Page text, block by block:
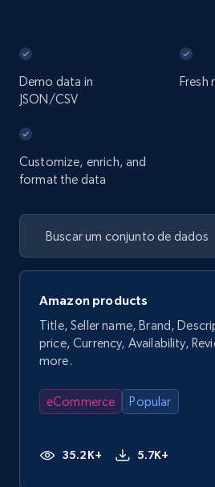
Demo data in
JSON/CSV
Fresh
Customize, enrich, and
format the data
Amazon products
Title, Seller name, Brand,
price, Currency, Availability,
more.
eCommerce Popular
35.2K+ 5.7K+